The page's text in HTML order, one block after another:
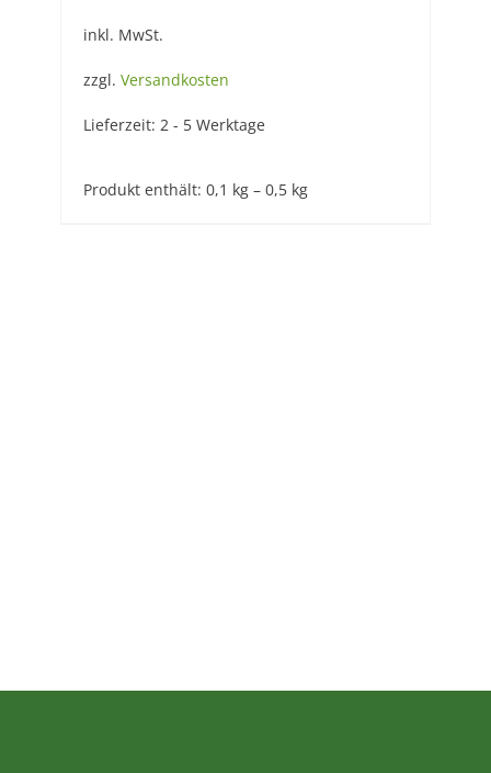
inkl. MwSt.
zzgl. Versandkosten
Lieferzeit: 2 - 5 Werktage
Produkt enthält: 0,1 kg – 0,5 kg